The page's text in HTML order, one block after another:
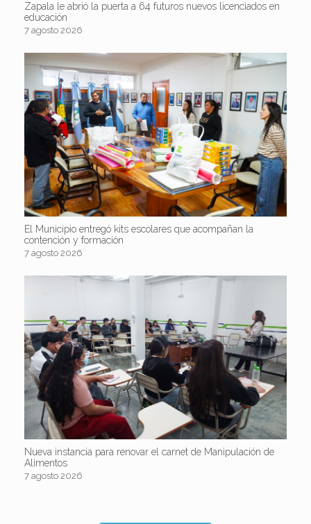
Zapala le abrió la puerta a 64 futuros nuevos licenciados en
educación
7 agosto 2026
El Municipio entregó kits escolares que acompañan la
contención y formación
7 agosto 2026
Nueva instancia para renovar el carnet de Manipulación de
Alimentos
7 agosto 2026